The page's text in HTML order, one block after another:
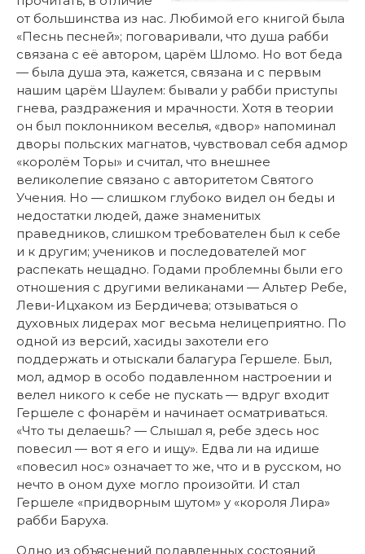
от большинства из нас. Любимой его книгой была
«Песнь песней»; поговаривали, что душа рабби
связана с её автором, царём Шломо. Но вот беда
— была душа эта, кажется, связана и с первым
нашим царём Шаулем: бывали у рабби приступы
гнева, раздражения и мрачности. Хотя в теории
он был поклонником веселья, «двор» напоминал
дворы польских магнатов, чувствовал себя адмор
«королём Торы» и считал, что внешнее
великолепие связано с авторитетом Святого
Учения. Но — слишком глубоко видел он беды и
недостатки людей, даже знаменитых
праведников, слишком требователен был к себе
и к другим; учеников и последователей мог
распекать нещадно. Годами проблемны были его
отношения с другими великанами — Альтер Ребе,
Леви-Ицхаком из Бердичева; отзываться о
духовных лидерах мог весьма нелицеприятно. По
одной из версий, хасиды захотели его
поддержать и отыскали балагура Гершеле. Был,
мол, адмор в особо подавленном настроении и
велел никого к себе не пускать — вдруг входит
Гершеле с фонарём и начинает осматриваться.
«Что ты делаешь? — Слышал я, ребе здесь нос
повесил — вот я его и ищу». Едва ли на идише
«повесил нос» означает то же, что и в русском, но
нечто в оном духе могло произойти. И стал
Гершеле «придворным шутом» у «короля Лира»
рабби Баруха.
Одно из объяснений подавленных состояний